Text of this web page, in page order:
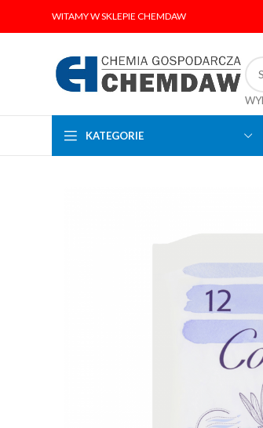
WITAMY W SKLEPIE CHEMDAW
KATEGORIE